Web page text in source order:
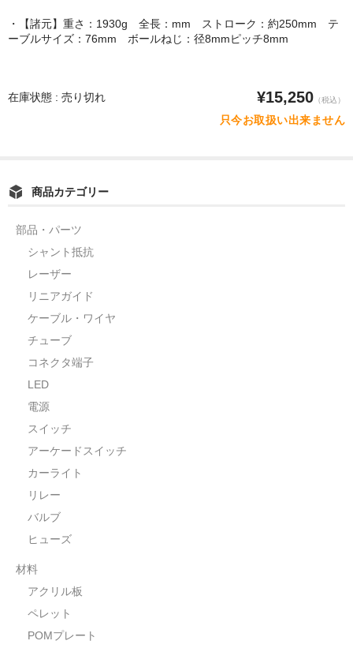
ノギス・スライドカッター
フットスイッチ
ヒートプレート
アウトドア・ホビー
生活雑貨
工芸・アート
大工・ガレージ
アウトレット品
まとめ売り
・【諸元】重さ：1930g 全長：mm ストローク：約250mm テ
ーブルサイズ：76mm ボールねじ：径8mmピッチ8mm
在庫状態 : 売り切れ ¥15,250 （税込）
只今お取扱い出来ません
商品カテゴリー
部品・パーツ
シャント抵抗
レーザー
リニアガイド
ケーブル・ワイヤ
チューブ
コネクタ端子
LED
電源
スイッチ
アーケードスイッチ
カーライト
リレー
バルブ
ヒューズ
材料
アクリル板
ペレット
POMプレート